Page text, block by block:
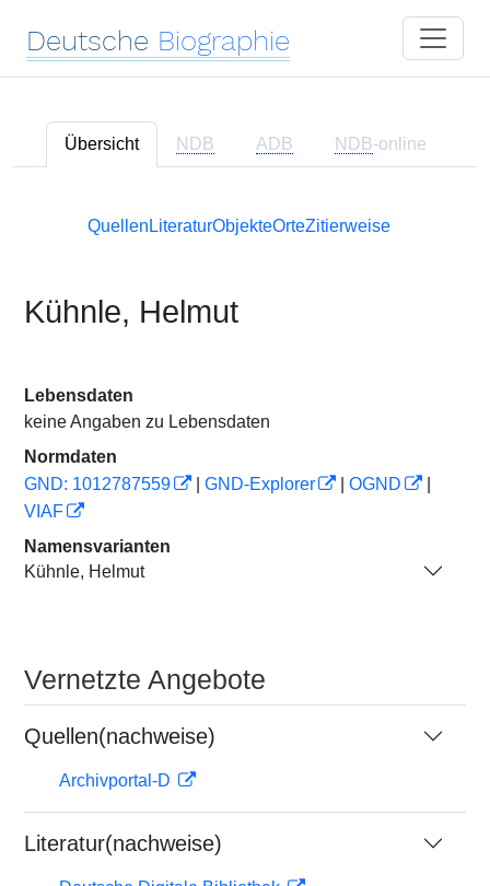
Deutsche Biographie
Übersicht NDB ADB NDB-online
Quellen LiteraturObjekteOrteZitierweise
Kühnle, Helmut
Lebensdaten
keine Angaben zu Lebensdaten
Normdaten
GND: 1012787559
GND-Explorer OGND
VIAF
Namensvarianten
Kühnle, Helmut
Vernetzte Angebote
Quellen(nachweise)
Archivportal-D
Literatur(nachweise)